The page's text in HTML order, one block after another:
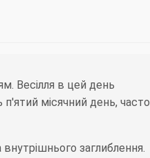
Весілля в цей день
місячний день, часто
заглиблення.